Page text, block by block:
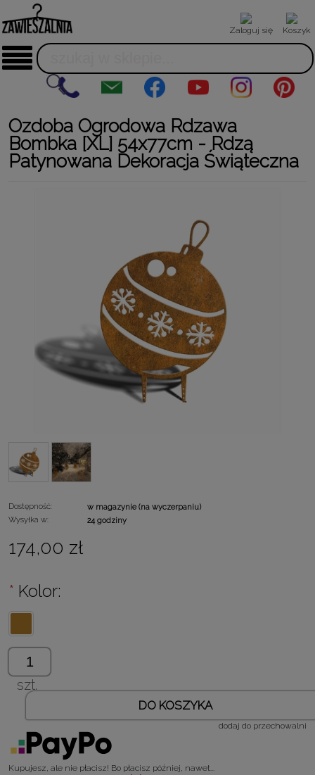
Zaloguj się Koszyk
Ozdoba Ogrodowa Rdzawa
Bombka [XL] 54x77cm - Rdzą
Patynowana Dekoracja Świąteczna
Dostępność:
w magazynie (na wyczerpaniu)
Wysyłka w:
24 godziny
174,00 zł
* Kolor:
szt.
DO KOSZYKA
dodaj do przechowalni
Kupujesz, ale nie płacisz! Bo płacisz później, nawet...